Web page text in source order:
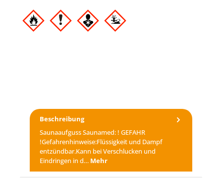
Beschreibung
Saunaaufguss Saunamed: ! GEFAHR
!Gefahrenhinweise:Flüssigkeit und Dampf
entzündbar.Kann bei Verschlucken und
Eindringen in d… Mehr